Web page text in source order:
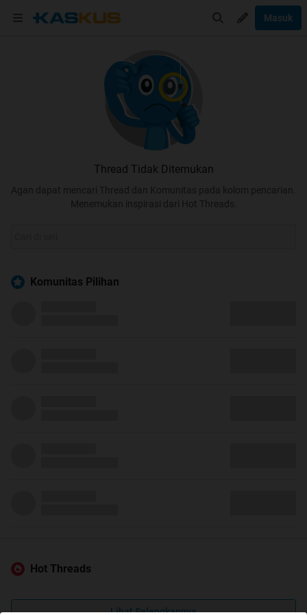
Masuk
Thread Tidak Ditemukan
Agan dapat mencari Thread dan Komunitas pada kolom pencarian.
Menemukan inspirasi dari Hot Threads.
Komunitas Pilihan
Hot Threads
Lihat Selengkapnya